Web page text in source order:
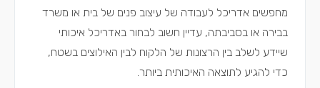
מחפשים אדריכל לעבודה של עיצוב פנים של בית או משרד
בבירה או בסביבתה, עדיין חשוב לבחור באדריכל איכותי
שיידע לשלב בין הרצונות של הלקוח לבין האילוצים בשטח,
כדי להגיע לתוצאה האיכותית ביותר.